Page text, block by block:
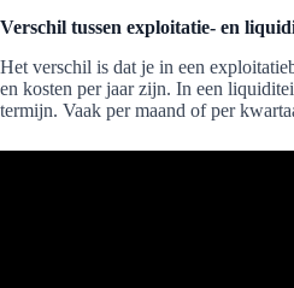
Verschil tussen exploitatie- en
Het verschil is dat je in een
en kosten per jaar zijn. In een
termijn. Vaak per maand of per